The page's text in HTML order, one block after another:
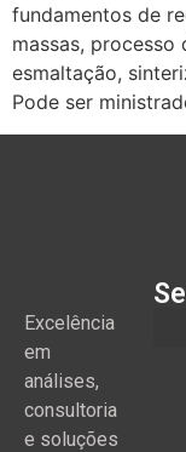
fundamentos de
massas, processo
esmaltação,
Pode ser
Excelência
em
análises,
consultoria
e soluções